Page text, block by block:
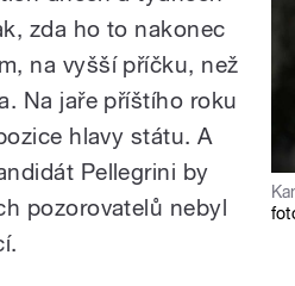
zda ho to nakonec
na vyšší příčku, než
Na jaře příštího roku
hlavy státu. A
Pellegrini by
pozorovatelů nebyl